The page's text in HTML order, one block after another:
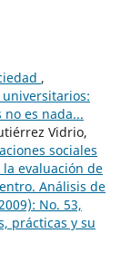
,
no es nada...
Vidrio,
sociales
evaluación de
Análisis de
No. 53,
prácticas y su